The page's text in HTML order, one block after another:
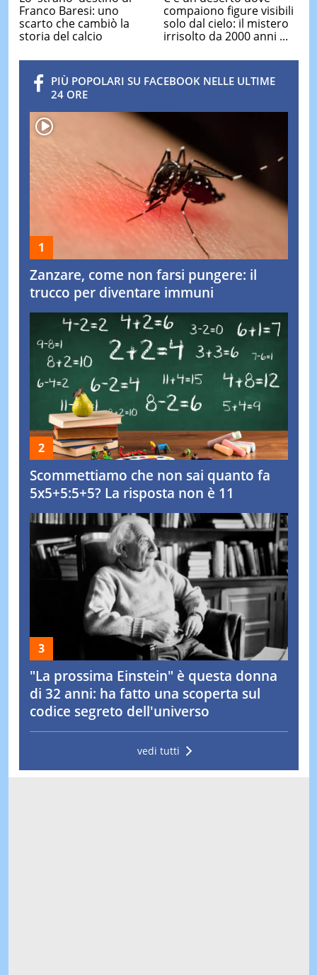
Franco Baresi: uno
scarto che cambiò la
storia del calcio
compaiono figure visibili
solo dal cielo: il mistero
irrisolto da 2000 anni ...
PIÙ POPOLARI SU FACEBOOK NELLE ULTIME
24 ORE
Zanzare, come non farsi pungere: il
trucco per diventare immuni
Scommettiamo che non sai quanto fa
5x5+5:5+5? La risposta non è 11
"La prossima Einstein" è questa donna
di 32 anni: ha fatto una scoperta sul
codice segreto dell'universo
vedi tutti